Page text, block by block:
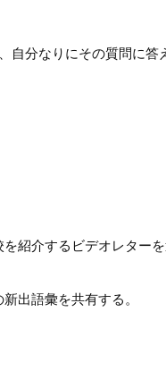
自分なりにその質問に答
紹介するビデオレターを
出語彙を共有する。